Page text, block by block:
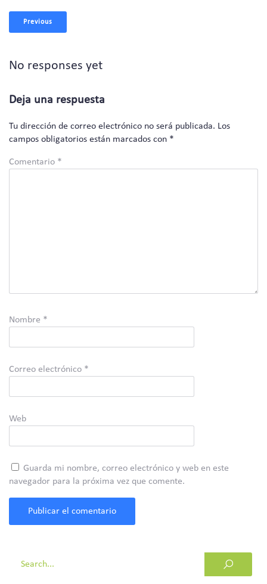
Previous
No responses yet
Deja una respuesta
Tu dirección de correo electrónico no será publicada. Los
campos obligatorios están marcados con *
Comentario *
Nombre *
Correo electrónico *
Web
Guarda mi nombre, correo electrónico y web en este
navegador para la próxima vez que comente.